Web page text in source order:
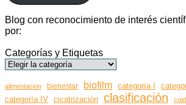
Blog con reconocimiento de interés
por:
Categorías y Etiquetas
Categorías
Etiquetas
alimentacion bienestar biofilm categoría I
categoría IV
cicatrización clasificación